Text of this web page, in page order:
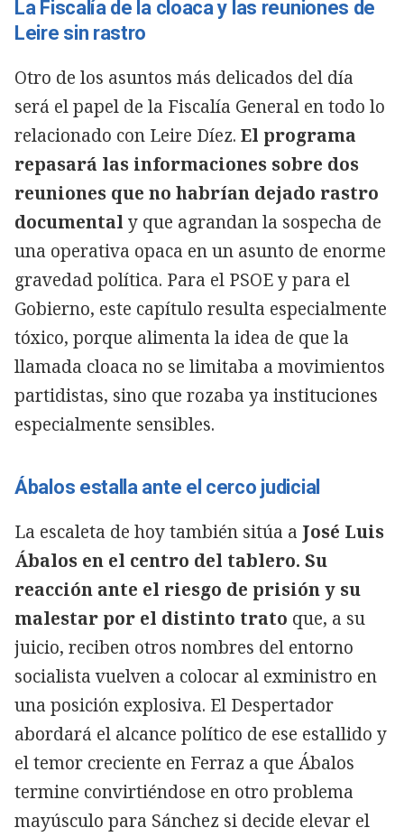
La Fiscalía de la cloaca y las reuniones de
Leire sin rastro
Otro de los asuntos más delicados del día
será el papel de la Fiscalía General en todo lo
relacionado con Leire Díez. El programa
repasará las informaciones sobre dos
reuniones que no habrían dejado rastro
documental y que agrandan la sospecha de
una operativa opaca en un asunto de enorme
gravedad política. Para el PSOE y para el
Gobierno, este capítulo resulta especialmente
tóxico, porque alimenta la idea de que la
llamada cloaca no se limitaba a movimientos
partidistas, sino que rozaba ya instituciones
especialmente sensibles.
Ábalos estalla ante el cerco judicial
La escaleta de hoy también sitúa a José Luis
Ábalos en el centro del tablero. Su
reacción ante el riesgo de prisión y su
malestar por el distinto trato que, a su
juicio, reciben otros nombres del entorno
socialista vuelven a colocar al exministro en
una posición explosiva. El Despertador
abordará el alcance político de ese estallido y
el temor creciente en Ferraz a que Ábalos
termine convirtiéndose en otro problema
mayúsculo para Sánchez si decide elevar el